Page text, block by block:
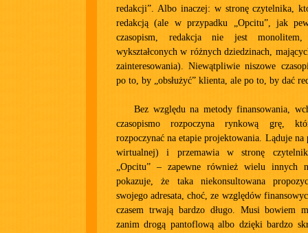
redakcji”. Albo inaczej: w stronę czytelnika,
redakcją (ale w przypadku „Opcitu”, jak
czasopism, redakcja nie jest
wykształconych w różnych dziedzinach,
zainteresowania). Niewątpliwie niszowe
po to, by „obsłużyć” klienta, ale po to, by dać
Bez względu na metody finansowania,
czasopismo rozpoczyna rynkową grę,
rozpoczynać na etapie projektowania. Ląduje na
wirtualnej) i przemawia w stronę
„Opcitu” – zapewne również wielu innych
pokazuje, że taka niekonsultowana
swojego adresata, choć, ze względów
czasem trwają bardzo długo. Musi bowiem
zanim drogą pantoflową albo dzięki bardzo